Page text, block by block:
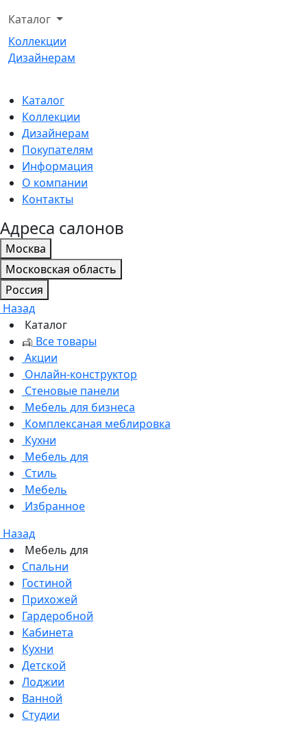
Каталог
Коллекции
Дизайнерам
Каталог
Коллекции
Дизайнерам
Покупателям
Информация
О компании
Контакты
Адреса салонов
Москва
Московская область
Россия
Назад
Каталог
Все товары
Акции
Онлайн-конструктор
Стеновые панели
Мебель для бизнеса
Комплексаная меблировка
Кухни
Мебель для
Стиль
Мебель
Избранное
Назад
Мебель для
Спальни
Гостиной
Прихожей
Гардеробной
Кабинета
Кухни
Детской
Лоджии
Ванной
Студии